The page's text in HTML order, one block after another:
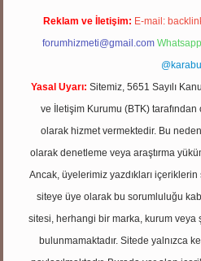
Reklam ve İletişim: E-mail:
forumhizmeti@gmail.com
@karabul
Yasal Uyarı: Sitemiz, 5651 Sayılı
ve İletişim Kurumu (BTK) tarafından
olarak hizmet vermektedir. Bu
olarak denetleme veya araştırma
Ancak, üyelerimiz yazdıkları
siteye üye olarak bu sorumluluğu
sitesi, herhangi bir marka, kurum veya
bulunmamaktadır. Sitede yalnızca